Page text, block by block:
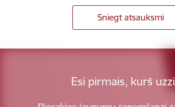
Sniegt atsauksmi
Esi pirmais, kurš